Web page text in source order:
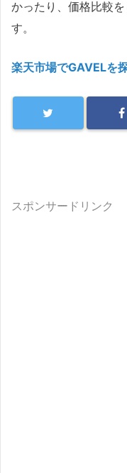
かったり、価格比較
す。
楽天市場でGAVELを
スポンサードリンク